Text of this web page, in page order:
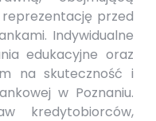
przed
Indywidualne
edukacyjne oraz
na skuteczność i
w Poznaniu.
kredytobiorców,